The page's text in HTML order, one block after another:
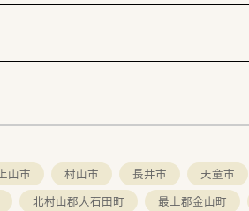
上山市 村山市 長井市 天童市
北村山郡大石田町 最上郡金山町